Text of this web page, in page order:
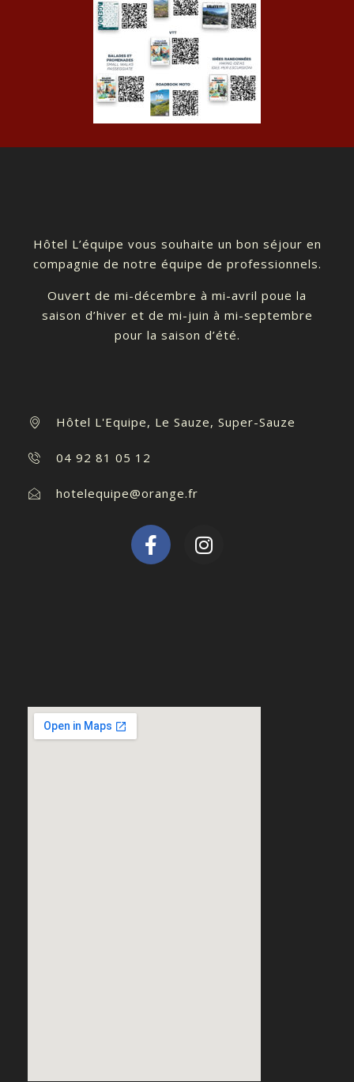
Hôtel L’équipe vous souhaite un bon séjour en
compagnie de notre équipe de professionnels.
Ouvert de mi-décembre à mi-avril poue la
saison d’hiver et de mi-juin à mi-septembre
pour la saison d’été.
Hôtel L'Equipe, Le Sauze, Super-Sauze
04 92 81 05 12
hotelequipe@orange.fr